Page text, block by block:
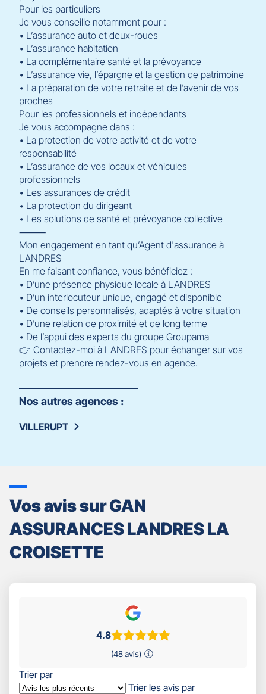
Pour les particuliers
Je vous conseille notamment pour :
• L’assurance auto et deux-roues
• L’assurance habitation
• La complémentaire santé et la prévoyance
• L’assurance vie, l’épargne et la gestion de patrimoine
• La préparation de votre retraite et de l’avenir de vos
proches
Pour les professionnels et indépendants
Je vous accompagne dans :
• La protection de votre activité et de votre
responsabilité
• L’assurance de vos locaux et véhicules
professionnels
• Les assurances de crédit
• La protection du dirigeant
• Les solutions de santé et prévoyance collective
⸻
Mon engagement en tant qu’Agent d'assurance à
LANDRES
En me faisant confiance, vous bénéficiez :
• D’une présence physique locale à LANDRES
• D’un interlocuteur unique, engagé et disponible
• De conseils personnalisés, adaptés à votre situation
• D’une relation de proximité et de long terme
• De l’appui des experts du groupe Groupama
👉 Contactez-moi à LANDRES pour échanger sur vos
projets et prendre rendez-vous en agence.
Nos autres agences :
VILLERUPT
Vos avis sur GAN
ASSURANCES LANDRES LA
CROISETTE
4.8
(48 avis)
Trier par
Trier les avis par